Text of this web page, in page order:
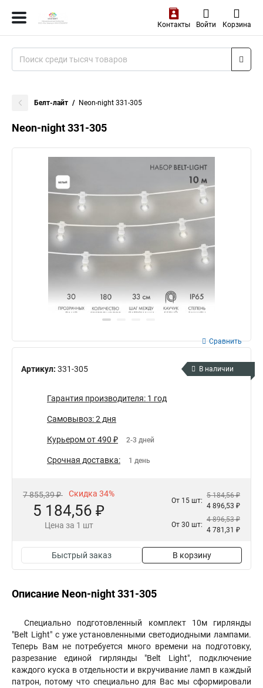
Контакты Войти Корзина
Белт-лайт Neon-night 331-305
Neon-night 331-305
Артикул: 331-305
Сравнить
В наличии
Гарантия производителя: 1 год
Самовывоз: 2 дня
Курьером от 490 ₽ 2-3 дней
Срочная доставка: 1 день
7 855,39 ₽ Скидка 34%
5 184,56 ₽
Цена за 1 шт
От 15 шт:
5 184,56 ₽
4 896,53 ₽
От 30 шт:
4 896,53 ₽
4 781,31 ₽
Быстрый заказ В корзину
Описание Neon-night 331-305
Специально подготовленный комплект 10м гирлянды
"Belt Light" с уже установленными светодиодными лампами.
Теперь Вам не потребуется много времени на подготовку,
разрезание единой гирлянды "Belt Light", подключение
каждого куска в отдельности и вкручивание ламп в каждый
патрон, потому что специально для Вас мы сформировали